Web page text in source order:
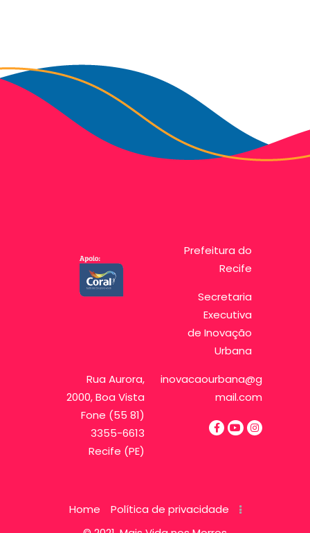
Prefeitura do
Recife
Secretaria
Executiva
de Inovação
Urbana
Rua Aurora,
2000, Boa Vista
Fone (55 81)
3355-6613
Recife (PE)
inovacaourbana@g
mail.com
Home Política de privacidade